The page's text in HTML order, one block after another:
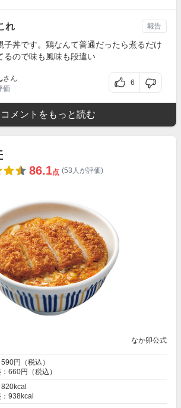
れ
子丼です。鶏なんて普通だったら煮るだけ
るので味も風味も段違い
さん
価
6
報告
コメントをもっと読む
86.1点 (53人が評価)
なか卯公式
円（税込）
660円（税込）
938kcal